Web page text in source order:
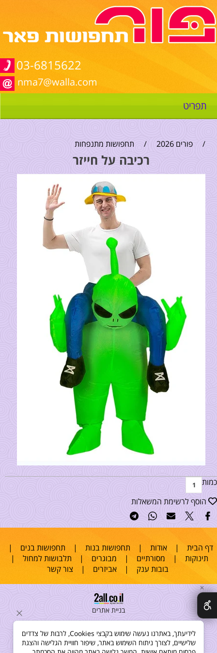
03-6815622
nma7@walla.com
תפריט
/ פורים 2026 / תחפושות מתנפחות
רכיבה על חייזר
כמות
הוסף לרשימת המשאלות
דף הבית |אודות | תחפושות בנות | תחפושות בנים |
תינוקות | מסורתיים | מבוגרים | תלבושות למחול |
בובות ענק |אביזרים | צור קשר
בניית אתרים
✕
לידיעתך, באתרנו נעשה שימוש בקבצי Cookies, לרבות של צדדים
שלישיים, לצורך ניתוח השימוש באתר, שיפור חוויית הגלישה והצגת